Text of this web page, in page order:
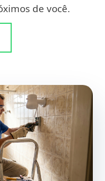
de você.